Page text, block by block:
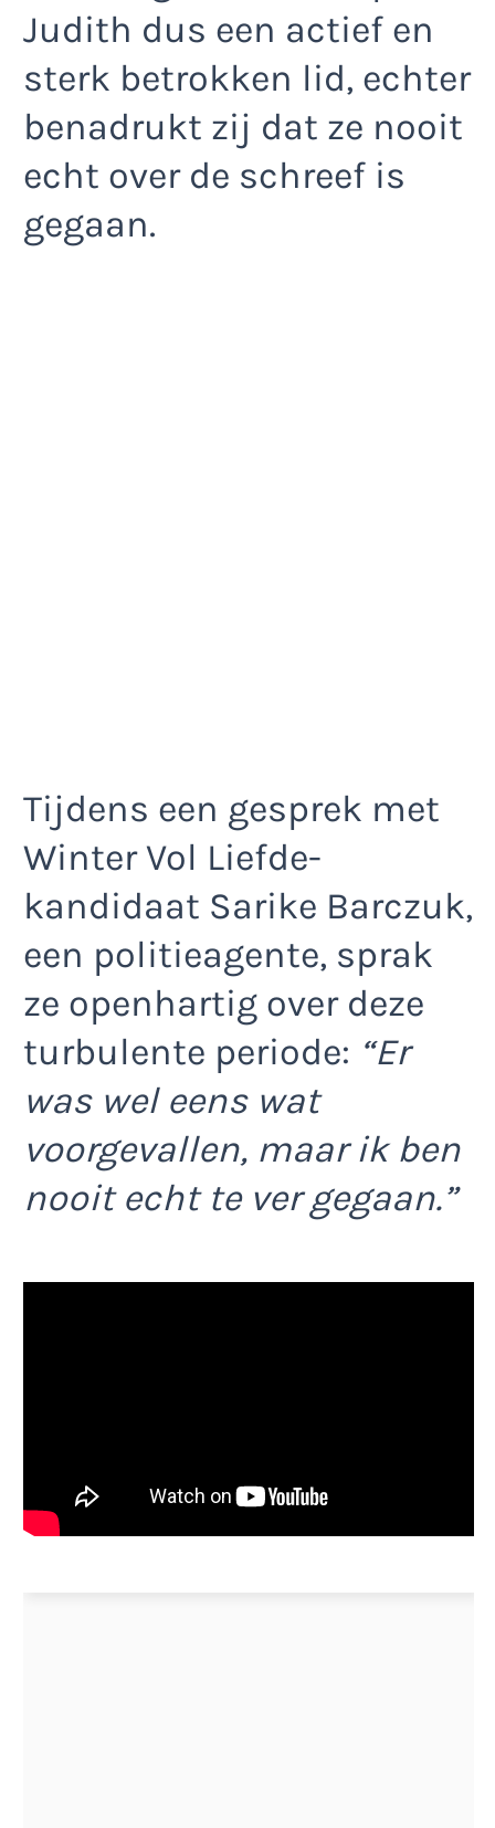
Judith dus een actief en
sterk betrokken lid, echter
benadrukt zij dat ze nooit
echt over de schreef is
gegaan.
Tijdens een gesprek met
Winter Vol Liefde-
kandidaat Sarike Barczuk,
een politieagente, sprak
ze openhartig over deze
turbulente periode: “Er
was wel eens wat
voorgevallen, maar ik ben
nooit echt te ver gegaan.”